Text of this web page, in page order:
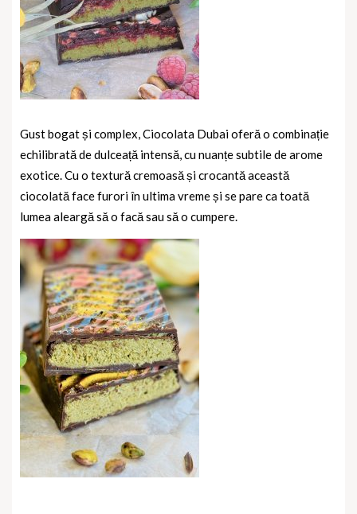
Gust bogat și complex, Ciocolata Dubai oferă o combinație
echilibrată de dulceață intensă, cu nuanțe subtile de arome
exotice. Cu o textură cremoasă și crocantă această
ciocolată face furori în ultima vreme și se pare ca toată
lumea aleargă să o facă sau să o cumpere.